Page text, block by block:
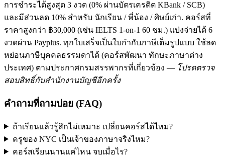
การชำระได้สูงสุด 3 งวด (0% ผ่านบัตรเครดิต KBank / SCB)
และมีส่วนลด 10% สำหรับ นักเรียน / พี่น้อง / ศิษย์เก่า. คอร์สที่
ราคาสูงกว่า ฿30,000 (เช่น IELTS 1-on-1 60 ชม.) แบ่งจ่ายได้ 6
งวดผ่าน Payplus. ทุกใบเสร็จเป็นใบกำกับภาษีเต็มรูปแบบ ใช้ลด
หย่อนภาษีบุคคลธรรมดาได้ (คอร์สพัฒนา ทักษะภาษาต่าง
ประเทศ) ตามประกาศกรมสรรพากรที่เกี่ยวข้อง — โปรดตรวจ
สอบสิทธิ์กับสำนักงานบัญชีอีกครั้ง
คำถามที่ถามบ่อย (FAQ)
ถ้าเรียนแล้วรู้สึกไม่เหมาะ เปลี่ยนคอร์สได้ไหม?
ครูของ NYC เป็นเจ้าของภาษาจริงไหม?
คอร์สเรียนนานแค่ไหน จบเมื่อไร?